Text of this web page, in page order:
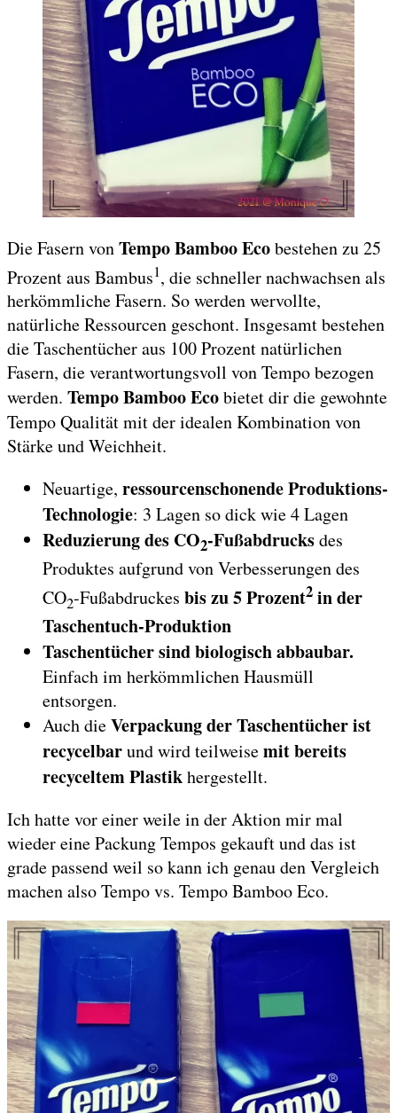
Die Fasern vonTempo Bamboo Ecobestehen zu 25
Prozent aus Bambus1, die schneller nachwachsen als
herkömmliche Fasern. So werden wervollte,
natürliche Ressourcen geschont. Insgesamt bestehen
die Taschentücher aus 100 Prozent natürlichen
Fasern, die verantwortungsvoll von Tempo bezogen
werden. Tempo Bamboo Ecobietet dir die gewohnte
Tempo Qualität mit der idealen Kombination von
Stärke und Weichheit.
Neuartige, ressourcenschonende Produktions-
Technologie: 3 Lagen so dick wie 4 Lagen
Reduzierung des CO2-Fußabdrucksdes
Produktes aufgrund von Verbesserungen des
CO2-Fußabdruckes bis zu 5 Prozent2 in der
Taschentuch-Produktion
Taschentücher sind biologisch abbaubar.
Einfach im herkömmlichen Hausmüll
entsorgen.
Auch dieVerpackung der Taschentücher ist
recycelbarund wird teilweisemit bereits
recyceltem Plastikhergestellt.
Ich hatte vor einer weile in der Aktion mir mal
wieder eine Packung Tempos gekauft und das ist
grade passend weil so kann ich genau den Vergleich
machen also Tempo vs. Tempo Bamboo Eco.